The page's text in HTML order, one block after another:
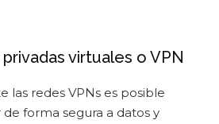
virtuales o VPN
las redes VPNs es posible
forma segura a datos y